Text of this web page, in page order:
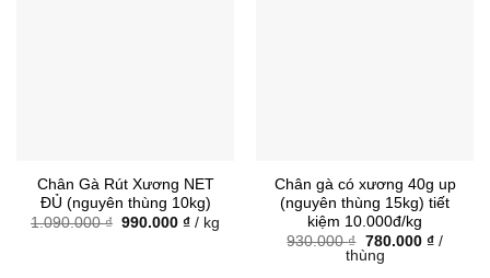
Chân Gà Rút Xương NET
ĐỦ (nguyên thùng 10kg)
1.090.000₫ Giá
990.000₫Giá
hiện
/ kg
Chân gà có xương 40g up
(nguyên thùng 15kg) tiết
kiệm 10.000đ/kg
930.000₫ Giá
gốc
là:
780.000 ₫Giá
/
thùng